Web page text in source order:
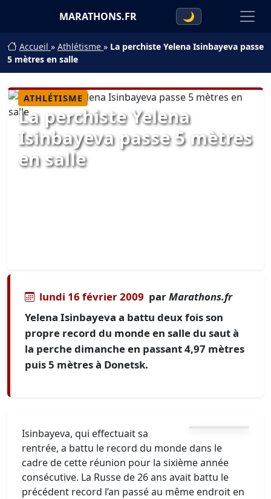
MARATHONS.FR 🌙
Accueil » Athlétisme » La perchiste Yelena Isinbayeva passe
5 mètres en salle
ATHLÉTISME
La perchiste Yelena
Isinbayeva passe 5 mètres
en salle
lundi 16 février 2009 parMarathons.fr
Yelena Isinbayeva a battu deux fois son
propre record du monde en salle du saut à
la perche dimanche en passant 4,97 mètres
puis 5 mètres à Donetsk.
Isinbayeva, qui effectuait sa
rentrée, a battu le record du monde dans le
cadre de cette réunion pour la sixième année
consécutive. La Russe de 26 ans avait battu le
précédent record l’an passé au même endroit en